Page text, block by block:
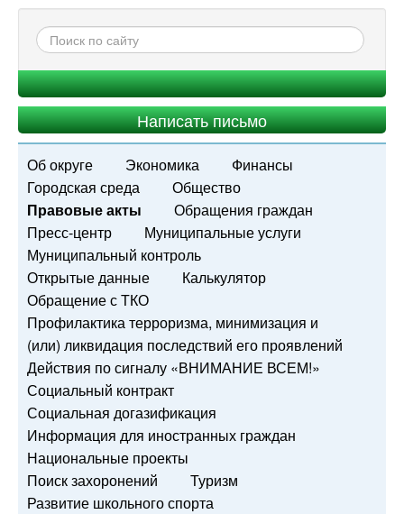
Написать письмо
Об округе Экономика
Финансы
Городская среда
Общество
Правовые акты
Обращения граждан
Пресс-центр
Муниципальные услуги
Муниципальный контроль
Открытые данные
Калькулятор
Обращение с ТКО
Профилактика терроризма, минимизация и
(или) ликвидация последствий его проявлений
Действия по сигналу «ВНИМАНИЕ ВСЕМ!»
Социальный контракт
Социальная догазификация
Информация для иностранных граждан
Национальные проекты
Поиск захоронений
Туризм
Развитие школьного спорта